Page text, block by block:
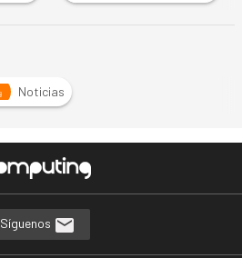
Noticias
Síguenos